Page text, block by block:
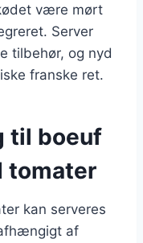
være mørt
Server
tilbehør, og nyd
franske ret.
til boeuf
tomater
kan serveres
af